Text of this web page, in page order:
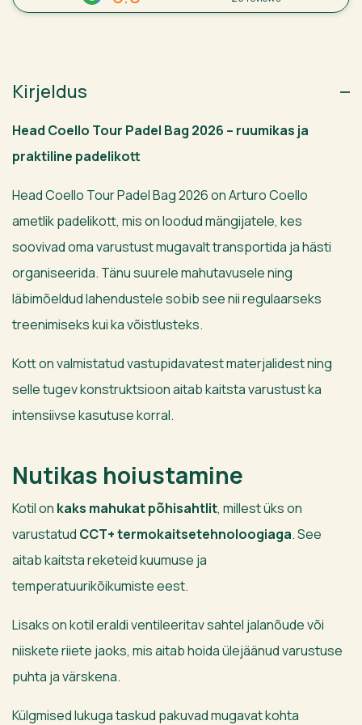
kogus
Kirjeldus
Head Coello Tour Padel Bag 2026 – ruumikas ja
praktiline padelikott
Head Coello Tour Padel Bag 2026 on Arturo Coello
ametlik padelikott, mis on loodud mängijatele, kes
soovivad oma varustust mugavalt transportida ja hästi
organiseerida. Tänu suurele mahutavusele ning
läbimõeldud lahendustele sobib see nii regulaarseks
treenimiseks kui ka võistlusteks.
Kott on valmistatud vastupidavatest materjalidest ning
selle tugev konstruktsioon aitab kaitsta varustust ka
intensiivse kasutuse korral.
Nutikas hoiustamine
Kotil on kaks mahukat põhisahtlit, millest üks on
varustatud CCT+ termokaitsetehnoloogiaga. See
aitab kaitsta reketeid kuumuse ja
temperatuurikõikumiste eest.
Lisaks on kotil eraldi ventileeritav sahtel jalanõude või
niiskete riiete jaoks, mis aitab hoida ülejäänud varustuse
puhta ja värskena.
Külgmised lukuga taskud pakuvad mugavat kohta